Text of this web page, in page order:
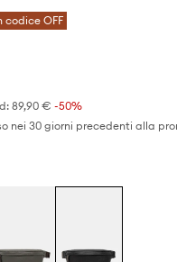
codice OFF
89,90 € -50%
nei 30 giorni precedenti alla